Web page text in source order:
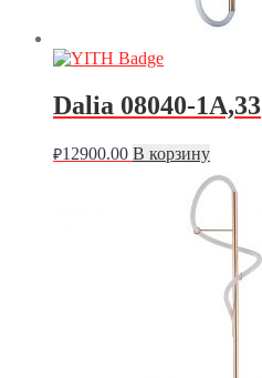
Dalia 08040-1A,33
₽12900.00 В корзину